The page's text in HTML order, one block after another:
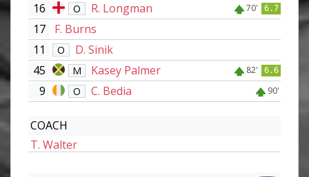
16
O R. Longman 70' 6.7
17
F. Burns
11
O
D. Sinik
45
M Kasey Palmer 82' 6.6
9 O C. Bedia 90'
COACH
T. Walter